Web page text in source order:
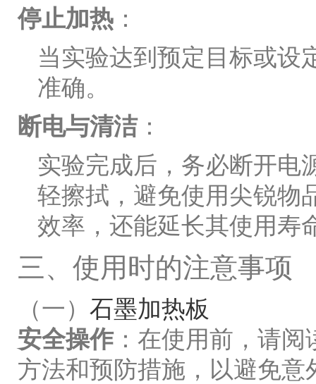
停止加热 ：
当实验达到预定目标或设
准确。
断电与清洁：
实验完成后，务必断开电
轻擦拭，避免使用尖锐物
效率，还能延长其使用寿
三、使用时的注意事项
（一） 石墨加热板
安全操作：在使用前，请阅
方法和预防措施，以避免意